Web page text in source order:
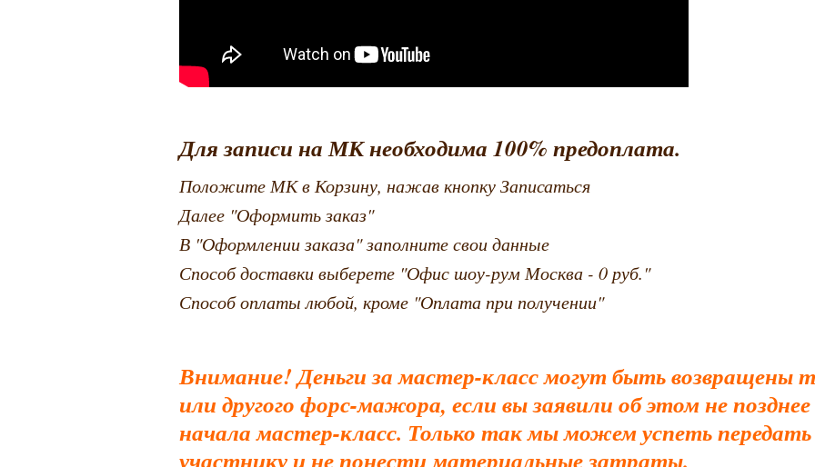
Для записи на МК необходима 100% предоплата.
Положите МК в Корзину, нажав кнопку Записаться
Далее "Оформить заказ"
В "Оформлении заказа" заполните свои данные
Способ доставки выберете "Офис шоу-рум Москва - 0 руб."
Способ оплаты любой, кроме "Оплата при получении"
Внимание! Деньги за мастер-класс могут быть возвращены
или другого форс-мажора, если вы заявили об этом не позднее
начала мастер-класс. Только так мы можем успеть
участнику и не понести материальные затраты.